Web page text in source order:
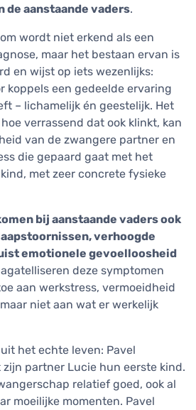
de aanstaande vaders.
wordt niet erkend als een
maar het bestaan ervan is
en wijst op iets wezenlijks:
koppels een gedeelde ervaring
– lichamelijk én geestelijk. Het
verrassend dat ook klinkt, kan
van de zwangere partner en
die gepaard gaat met het
met zeer concrete fysieke
bij aanstaande vaders ook
verhoogde
emotionele gevoelloosheid
deze symptomen
aan werkstress, vermoeidheid
niet aan wat er werkelijk
het echte leven: Pavel
partner Lucie hun eerste kind.
relatief goed, ook al
moeilijke momenten. Pavel